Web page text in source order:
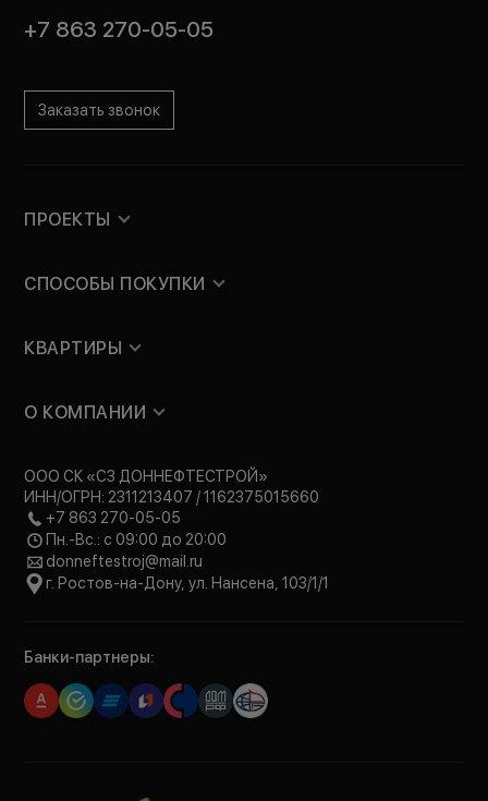
+7 863 270-05-05
Заказать звонок
ПРОЕКТЫ
СПОСОБЫ ПОКУПКИ
КВАРТИРЫ
О КОМПАНИИ
ООО СК «СЗ ДОННЕФТЕСТРОЙ»
ИНН/ОГРН: 2311213407 / 1162375015660
+7 863 270-05-05
Пн.-Вс.: с 09:00 до 20:00
donneftestroj@mail.ru
г. Ростов-на-Дону, ул. Нансена, 103/1/1
Банки-партнеры: